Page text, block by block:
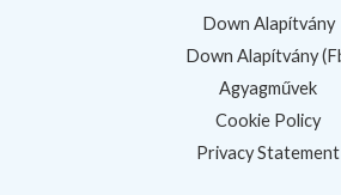
Down Alapítvány
Down Alapítvány
Agyagművek
Cookie Policy
Privacy Statement